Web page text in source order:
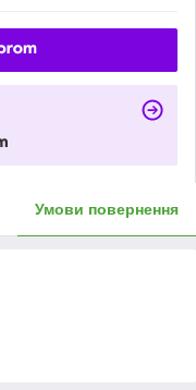
Умови повернення